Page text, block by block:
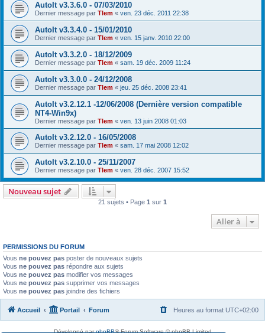
AutoIt v3.3.6.0 - 07/03/2010
Dernier message par Tlem « ven. 23 déc. 2011 22:38
AutoIt v3.3.4.0 - 15/01/2010
Dernier message par Tlem « ven. 15 janv. 2010 22:00
AutoIt v3.3.2.0 - 18/12/2009
Dernier message par Tlem « sam. 19 déc. 2009 11:24
AutoIt v3.3.0.0 - 24/12/2008
Dernier message par Tlem « jeu. 25 déc. 2008 23:41
AutoIt v3.2.12.1 -12/06/2008 (Dernière version compatible
NT4-Win9x)
Dernier message par Tlem « ven. 13 juin 2008 01:03
AutoIt v3.2.12.0 - 16/05/2008
Dernier message par Tlem « sam. 17 mai 2008 12:02
AutoIt v3.2.10.0 - 25/11/2007
Dernier message par Tlem « ven. 28 déc. 2007 15:52
Nouveau sujet
21 sujets • Page 1 sur 1
Aller à
PERMISSIONS DU FORUM
Vous ne pouvez pas poster de nouveaux sujets
Vous ne pouvez pas répondre aux sujets
Vous ne pouvez pas modifier vos messages
Vous ne pouvez pas supprimer vos messages
Vous ne pouvez pas joindre des fichiers
Accueil Portail Forum Heures au format UTC+02:00
Développé parphpBB® Forum Software © phpBB Limited